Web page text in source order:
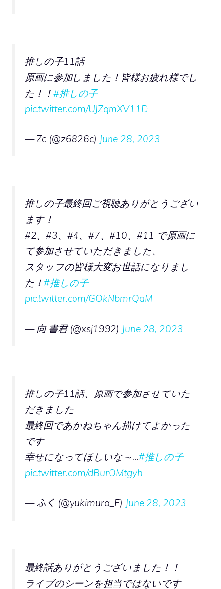
推しの子11話
原画に参加しました！皆様お疲れ様でし
た！！ #推しの子
pic.twitter.com/UJZqmXV11D
— Zc (@z6826c) June 28, 2023
推しの子最終回ご視聴ありがとうござい
ます！
#2、#3、#4、#7、#10、#11 で原画に
て参加させていただきました、
スタッフの皆様大変お世話になりまし
た！ #推しの子
pic.twitter.com/GOkNbmrQaM
— 向 書君 (@xsj1992) June 28, 2023
推しの子11話、原画で参加させていた
だきました
最終回であかねちゃん描けてよかった
です
幸せになってほしいな～…#推しの子
pic.twitter.com/dBurOMtgyh
— ふく (@yukimura_F) June 28, 2023
最終話ありがとうございました！！
ライブのシーンを担当ではないです